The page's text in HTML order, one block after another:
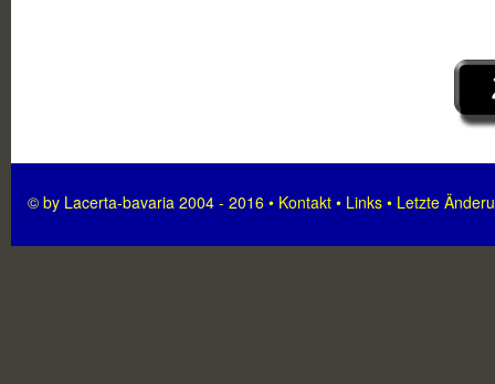
© by Lacerta-bavaria 2004 - 2016 • Kontakt • Links • Letzte